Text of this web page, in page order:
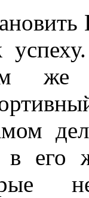
же
его